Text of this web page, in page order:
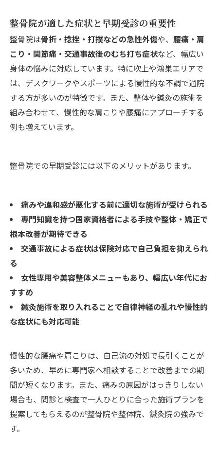
整骨院が適した症状と早期受診の重要性
整骨院は骨折・捻挫・打撲などの急性外傷や、 腰痛・肩
こり・関節痛・交通事故後のむち打ち症状など、幅広い
身体の悩みに対応しています。特に吹上や鴻巣エリアで
は、デスクワークやスポーツによる慢性的な不調で通院
する方が多いのが特徴です。また、整体や鍼灸の施術を
組み合わせて、慢性的な肩こりや腰痛にアプローチする
例も増えています。
整骨院での早期受診には以下のメリットがあります。
痛みや違和感が悪化する前に適切な施術が受けられる
専門知識を持つ国家資格者による手技や整体・矯正で
根本改善が期待できる
交通事故による症状は保険対応で自己負担を抑えられ
る
女性専用や美容整体メニューもあり、幅広い年代にお
すすめ
鍼灸施術を取り入れることで自律神経の乱れや慢性的
な症状にも対応可能
慢性的な腰痛や肩こりは、自己流の対処で長引くことが
多いため、早めに専門家へ相談することで改善までの期
間が短くなります。また、痛みの原因がはっきりしない
場合も、問診と検査で一人ひとりに合った施術プランを
提案してもらえるのが整骨院や整体院、鍼灸院の強みで
す。